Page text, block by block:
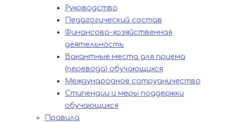
Руководство
Педагогический состав
Финансово-хозяйственная
деятельность
Вакантные места для приема
(перевода) обучающихся
Международное сотрудничество
Стипендии и меры поддержки
обучающихся
Правила